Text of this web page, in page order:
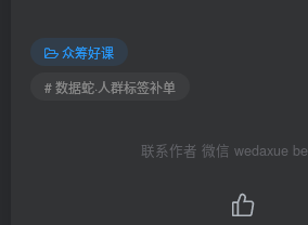
众筹好课
# 数据蛇·人群标签补单
联系作者 微信 wedaxue